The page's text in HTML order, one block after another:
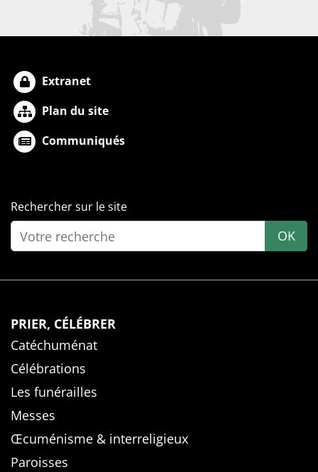
Extranet
Plan du site
Communiqués
Rechercher sur le site
OK
PRIER, CÉLÉBRER
Catéchuménat
Célébrations
Les funérailles
Messes
Œcuménisme & interreligieux
Paroisses